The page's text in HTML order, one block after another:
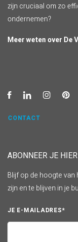
zijn cruciaal om zo
ondernemen?
Meer weten over De
CONTACT
ABONNEER JE
Blijf op de hoogte
zijn en te blijven in je
JE E-MAILADRES*